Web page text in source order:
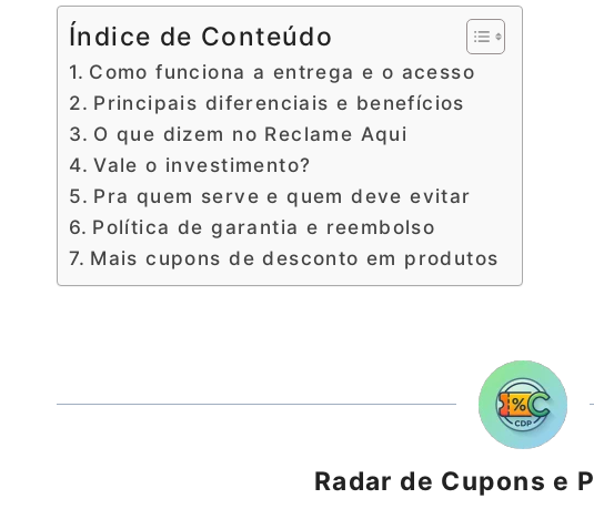
Índice de Conteúdo
Como funciona a entrega e o acesso
Principais diferenciais e benefícios
O que dizem no Reclame Aqui
Vale o investimento?
Pra quem serve e quem deve evitar
Política de garantia e reembolso
Mais cupons de desconto em produtos
Radar de Cupons e